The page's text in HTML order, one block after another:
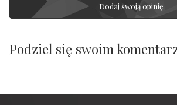
Dodaj swoją opinię
Podziel się swoim